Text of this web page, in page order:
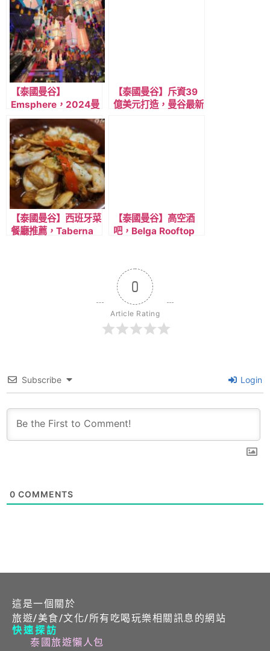
林認證的經典泰菜
【泰國曼谷】
Emsphere，2024曼
谷最新購物商場/交通
攻略/商場特色/樓層簡
介/美食推薦/精選店
家，近BTS Phrom
Phong 澎蓬站
【泰國曼谷】斥資39
億美元打造，曼谷最新
【泰國曼谷】西班牙菜
餐廳推薦，Taberna
【泰國曼谷】高空酒
吧，Belga Rooftop
可到。
0
Article Rating
Subscribe Login
0 COMMENTS
這是一個關於
旅遊/美食/文化/所有吃喝玩樂相關訊息的網站
快速探訪
泰國旅遊懶人包